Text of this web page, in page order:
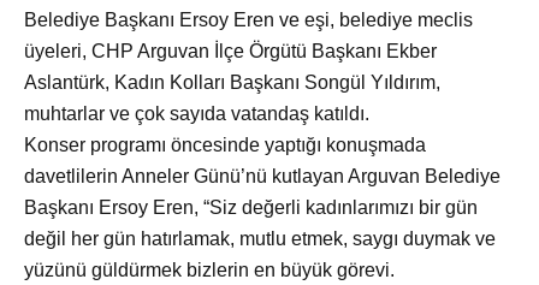
Belediye Başkanı Ersoy Eren ve eşi, belediye meclis
üyeleri, CHP Arguvan İlçe Örgütü Başkanı Ekber
Aslantürk, Kadın Kolları Başkanı Songül Yıldırım,
muhtarlar ve çok sayıda vatandaş katıldı.
Konser programı öncesinde yaptığı konuşmada
davetlilerin Anneler Günü’nü kutlayan Arguvan Belediye
Başkanı Ersoy Eren, “Siz değerli kadınlarımızı bir gün
değil her gün hatırlamak, mutlu etmek, saygı duymak ve
yüzünü güldürmek bizlerin en büyük görevi.